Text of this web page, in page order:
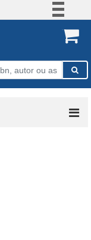
Participe